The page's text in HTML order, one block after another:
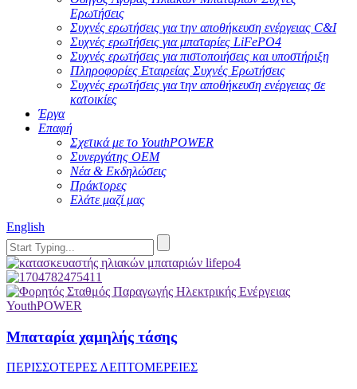
Ερωτήσεις
Συχνές ερωτήσεις για την αποθήκευση ενέργειας C&I
Συχνές ερωτήσεις για μπαταρίες LiFePO4
Συχνές ερωτήσεις για πιστοποιήσεις και υποστήριξη
Πληροφορίες Εταιρείας Συχνές Ερωτήσεις
Συχνές ερωτήσεις για την αποθήκευση ενέργειας σε
κατοικίες
Έργα
Επαφή
Σχετικά με το YouthPOWER
Συνεργάτης OEM
Νέα & Εκδηλώσεις
Πράκτορες
Ελάτε μαζί μας
English
Μπαταρία χαμηλής τάσης
ΠΕΡΙΣΣΟΤΕΡΕΣ ΛΕΠΤΟΜΕΡΕΙΕΣ